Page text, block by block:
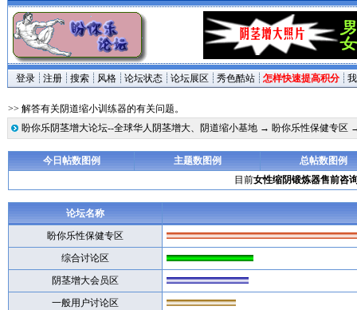
登录 注册 搜索 风格 论坛状态 论坛展区 秀色酷站 怎样快速提高积分
>> 解答有关阴道缩小训练器的有关问题。
盼你乐阴茎增大论坛--全球华人阴茎增大、阴道缩小基地→ 盼你乐性保健专区
今日帖数图例 主题数图例
总帖数图例
目前女性缩阴锻炼器售前咨
论坛名称
盼你乐性保健专区
综合讨论区
阴茎增大会员区
一般用户讨论区